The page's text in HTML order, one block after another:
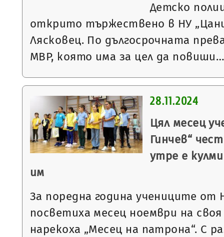
Детско
открито тържествено в НУ „Цани
Лясковец. По дългосрочната
МВР, която има за цел да
28.11.2024
Цял месец
Гинчев“
утре е
им
За поредна година учениците от
посветиха месец ноември на
нарекоха „Месец на патрона“. С